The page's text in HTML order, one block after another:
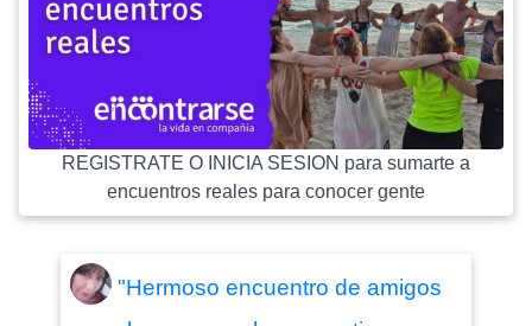
REGISTRATE O INICIA SESION para sumarte a
encuentros reales para conocer gente
"Hermoso encuentro de amigos